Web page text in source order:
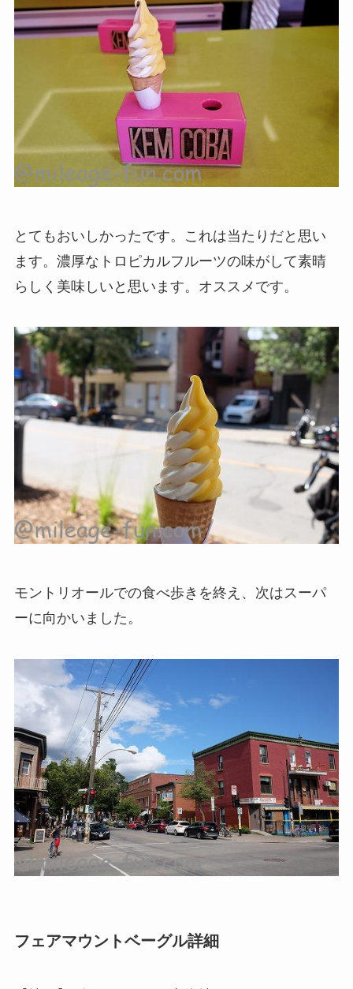
とてもおいしかったです。これは当たりだと思い
ます。濃厚なトロピカルフルーツの味がして素晴
らしく美味しいと思います。オススメです。
モントリオールでの食べ歩きを終え、次はスーパ
ーに向かいました。
フェアマウントベーグル詳細